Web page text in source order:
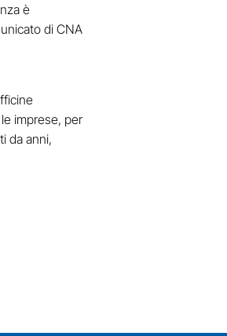
è
di CNA
imprese, per
da anni,